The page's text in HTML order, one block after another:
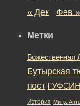
« Дек
Фев »
Метки
Божественная
Бутырская
пост ГУФСИН
История Митр.